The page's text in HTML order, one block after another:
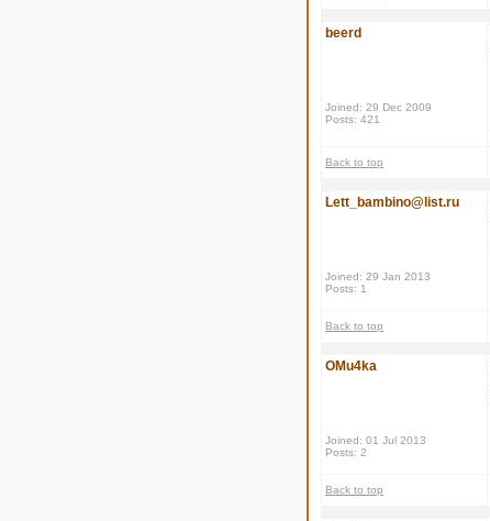
beerd
Joined: 29 Dec 2009
Posts: 421
Back to top
Lett_bambino@list.ru
Joined: 29 Jan 2013
Posts: 1
Back to top
OMu4ka
Joined: 01 Jul 2013
Posts: 2
Back to top